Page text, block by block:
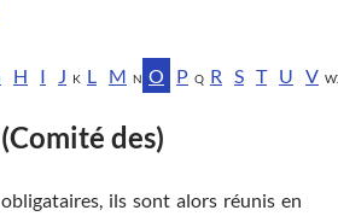
H I J K L M N O P Q R S T U V W
des)
ils sont alors réunis en